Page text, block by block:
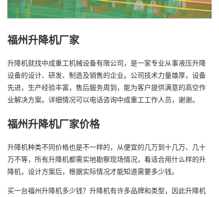
福州升降机厂家
升降机就找中成重工机械设备有限公司，是一家专业从事液压升降
设备的设计、研发、制造及销售的企业。公司技术力量雄厚，设备
先进，生产经验丰富，售后服务周到，能为客户提供满意的高空作
业解决方案。详细情况可以电话咨询中成重工工作人员，谢谢。
福州升降机厂家价格
升降机种类不同价格也是不一样的，从便宜的几万到十几万、几十
万不等，所有升降机都需实地勘察现场情况，看适合用什么样的升
降机，设计方案后，根据实际情况才能知道需要多少钱。
买一台福州升降机多少钱？升降机有许多品牌和类型，因此升降机